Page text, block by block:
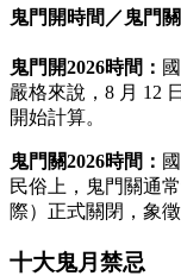
鬼門開時間／鬼門
鬼門開2026時間：
嚴格來說，8 月 12
開始計算。
鬼門關2026時間：
民俗上，鬼門關通
際）正式關閉，象
十大鬼月禁忌